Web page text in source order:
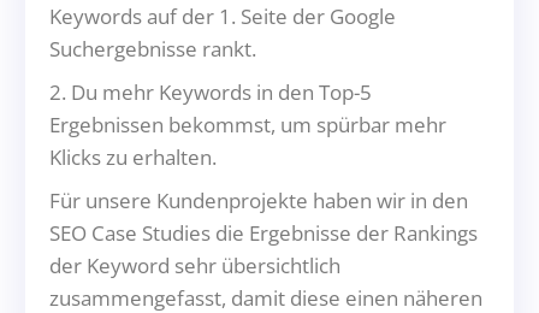
Keywords auf der 1. Seite der Google
Suchergebnisse rankt.
2. Du mehr Keywords in den Top-5
Ergebnissen bekommst, um spürbar mehr
Klicks zu erhalten.
Für unsere Kundenprojekte haben wir in den
SEO Case Studies die Ergebnisse der Rankings
der Keyword sehr übersichtlich
zusammengefasst, damit diese einen näheren